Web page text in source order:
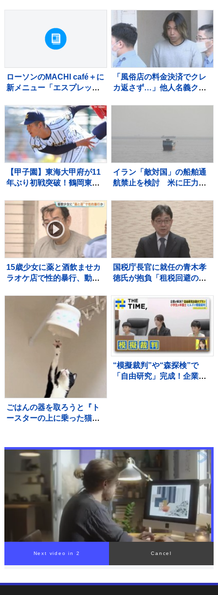
暴風・高波・土砂災害に厳
袋の地域は油部分のごみが
減るので、節約にも繋がり
ますよ！」【マシンガンズ
滝沢】
ローソンのMACHI café＋に
新メニュー「エスプレッソ
「風俗店の料金決済でクレ
カ返さず…」他人名義クレ
【甲子園】東海大甲府が11
年ぶり初戦突破！鶴岡東に
打など計12安打 左腕・熊
谷晄→エース村尾竜弦の好
継投
イラン「敵対国」の船舶通
航禁止を検討 米に圧力の
15歳少女に薬と酒飲ませカ
ラオケ店で性的暴行、動画
54歳男を再逮捕 これまで
にも同様の事件で2度逮捕
国税庁長官に就任の青木孝
徳氏が抱負「租税回避のス
われ、納税者の信頼を揺る
がす」
ごはんの器を取ろうと『ト
ースターの上に乗った猫』
「一回見てくるの可愛い
ｗ」「声出たｗ」
“模擬裁判”や“森探検”で
「自由研究」完成！企業
Next video in 1 Cancel